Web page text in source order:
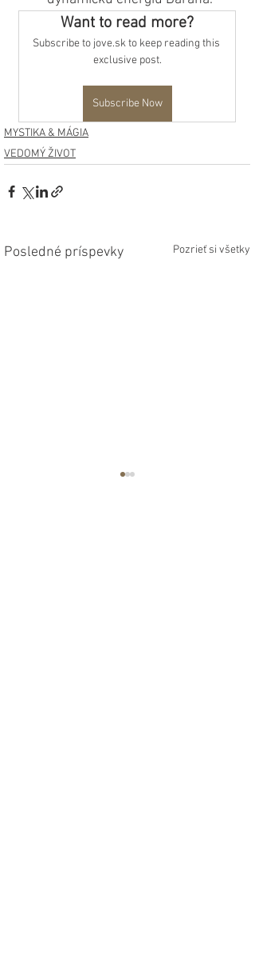
Want to read more?
Subscribe to jove.sk to keep reading this
exclusive post.
Subscribe Now
MYSTIKA & MÁGIA
VEDOMÝ ŽIVOT
Posledné príspevky Pozrieť si všetky